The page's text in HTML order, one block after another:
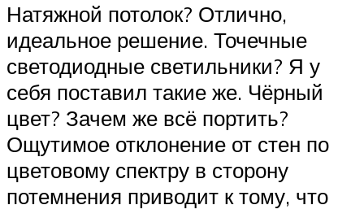
Натяжной потолок? Отлично,
идеальное решение. Точечные
светодиодные светильники? Я у
себя поставил такие же. Чёрный
цвет? Зачем же всё портить?
Ощутимое отклонение от стен по
цветовому спектру в сторону
потемнения приводит к тому, что